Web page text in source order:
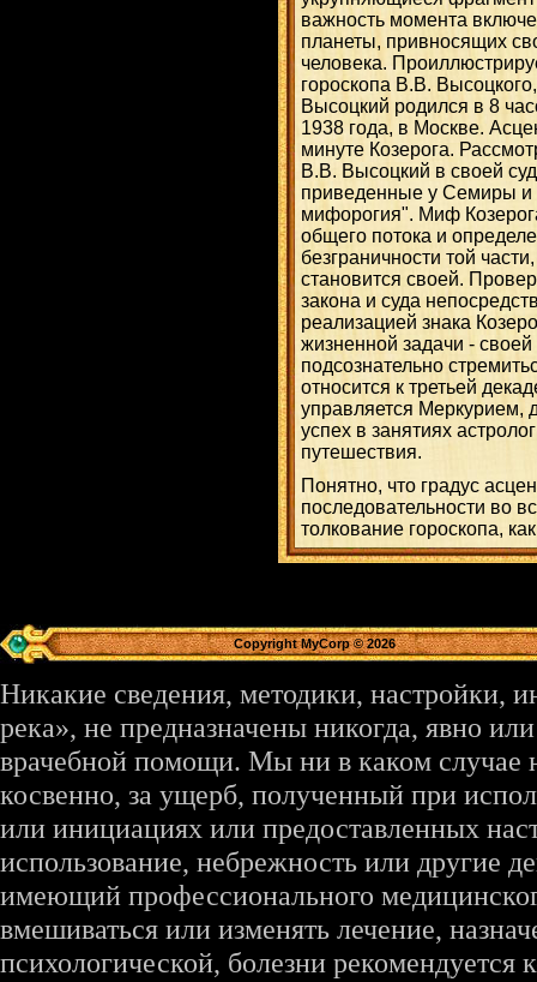
важность момента
планеты, привносящих
человека.
гороскопа В.В.
Высоцкий родился в 8
1938 года, в Москве.
минуте Козерога.
В.В. Высоцкий в своей
приведенные у Семиры и
мифорогия". Миф
общего потока и
безграничности той
становится своей.
закона и суда
реализацией знака
жизненной задачи - своей
подсознательно
относится к третьей
управляется Меркурием,
успех в занятиях
путешествия.
Понятно, что градус
последовательности во
толкование гороскопа,
Copyright MyCorp © 2026
Никакие сведения, методики, настройки,
река», не предназначены никогда, явно
врачебной помощи. Мы ни в каком случае
косвенно, за ущерб, полученный при
или инициациях или предоставленных
использование, небрежность или другие
имеющий профессионального
вмешиваться или изменять лечение,
психологической, болезни рекомендуется